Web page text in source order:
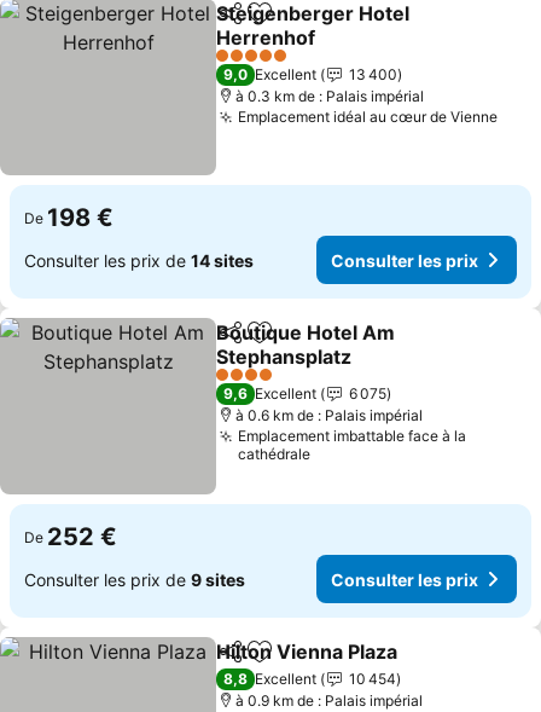
PartagerAjouter à mes favoris
Steigenberger Hotel
Herrenhof
Consulter les prix
5 Étoiles
9,0 Excellent
13 400
à 0.3 km de : Palais impérial
Emplacement idéal au cœur de Vienne
De 198 €
Consulter les prix de 14 sites Consulter les prix
PartagerAjouter à mes favoris
Boutique Hotel Am
Stephansplatz
Consulter les prix
4 Étoiles
9,6 Excellent
6 075
à 0.6 km de : Palais impérial
Emplacement imbattable face à la
cathédrale
De 252 €
Consulter les prix de 9 sites Consulter les prix
PartagerAjouter à mes favoris
Hilton Vienna Plaza
8,8 Excellent
10 454
à 0.9 km de : Palais impérial